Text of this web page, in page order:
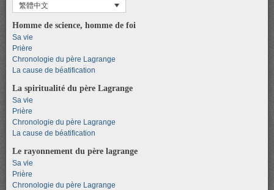
繁體中文
Homme de science, homme de foi
Sa vie
Prière
Chronologie du père Lagrange
La cause de béatification
La spiritualité du père Lagrange
Sa vie
Prière
Chronologie du père Lagrange
La cause de béatification
Le rayonnement du père lagrange
Sa vie
Prière
Chronologie du père Lagrange